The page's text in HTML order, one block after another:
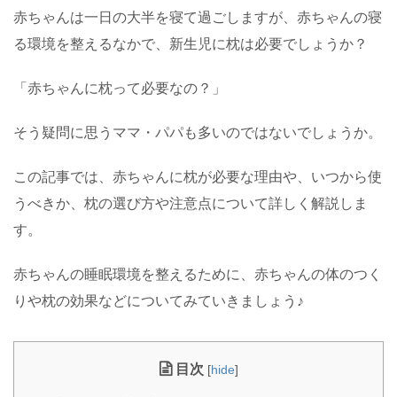
赤ちゃんは一日の大半を寝て過ごしますが、赤ちゃんの寝
る環境を整えるなかで、新生児に枕は必要でしょうか？
「赤ちゃんに枕って必要なの？」
そう疑問に思うママ・パパも多いのではないでしょうか。
この記事では、赤ちゃんに枕が必要な理由や、いつから使
うべきか、枕の選び方や注意点について詳しく解説しま
す。
赤ちゃんの睡眠環境を整えるために、赤ちゃんの体のつく
りや枕の効果などについてみていきましょう♪
目次 [hide]